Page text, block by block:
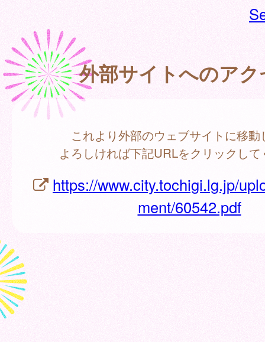
外部サイトへのア
これより外部のウェブサイトに移動
よろしければ下記URLをクリックし
https://www.city.tochigi.lg.jp/
ment/60542.pdf